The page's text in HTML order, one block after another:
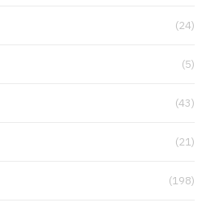
(24)
(5)
(43)
(21)
(198)